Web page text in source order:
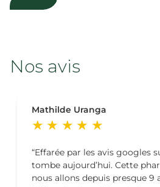
Nos avis
Mathilde Uranga
Effarée par les avis googles
tombe aujourd’hui. Cette
nous allons depuis presque 9